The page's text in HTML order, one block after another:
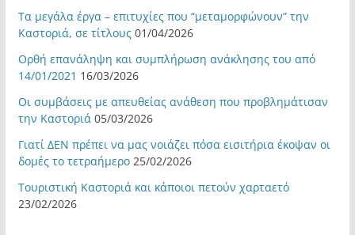
Τα μεγάλα έργα – επιτυχίες που “μεταμορφώνουν” την
Καστοριά, σε τίτλους 01/04/2026
Ορθή επανάληψη και συμπλήρωση ανάκλησης του από
14/01/2021 16/03/2026
Οι συμβάσεις με απευθείας ανάθεση που προβλημάτισαν
την Καστοριά 05/03/2026
Γιατί ΔΕΝ πρέπει να μας νοιάζει πόσα εισιτήρια έκοψαν οι
δομές το τετραήμερο 25/02/2026
Τουριστική Καστοριά και κάποιοι πετούν χαρταετό
23/02/2026